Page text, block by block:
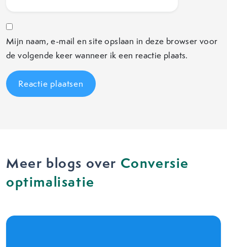
Mijn naam, e-mail en site opslaan in deze browser voor
de volgende keer wanneer ik een reactie plaats.
Meer blogs over Conversie
optimalisatie